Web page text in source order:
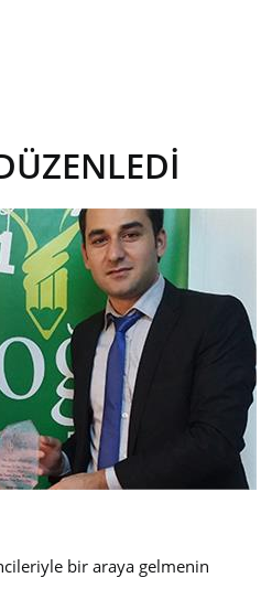
bir araya gelmenin